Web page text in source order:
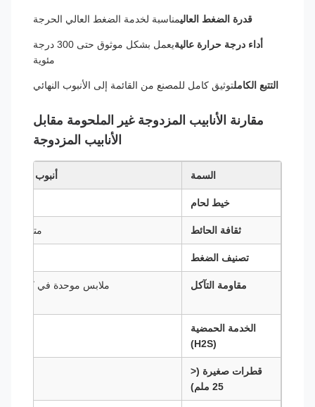
قدرة الضغط العاليمناسبة لخدمة الضغط العالي الحرجة
أداء درجة حرارة عالية
يعمل بشكل موثوق حتى 300 درجة
مئوية
التتبع الكاملتوثيق كامل للمصنع من القائمة إلى الأنبوب النهائي
مقارنة الأنابيب المزدوجة غير الملحومة مقابل
الأنابيب المزدوجة
السمة أنبوب بلا
خيط لحام
ثقافة الحائط متسقة
تصنيف الضغط
مقاومة التآكل ملابس موحدة في كل
الخدمة الحمضية
(H2S)
قطرات صغيرة (<
25 ملم)